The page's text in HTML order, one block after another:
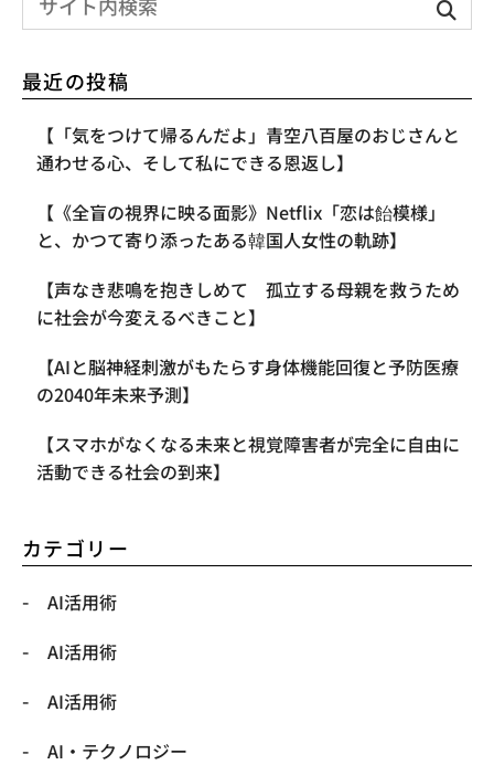
最近の投稿
【「気をつけて帰るんだよ」青空八百屋のおじさんと
通わせる心、そして私にできる恩返し】
【《全盲の視界に映る面影》Netflix「恋は飴模様」
と、かつて寄り添ったある韓国人女性の軌跡】
【声なき悲鳴を抱きしめて 孤立する母親を救うため
に社会が今変えるべきこと】
【AIと脳神経刺激がもたらす身体機能回復と予防医療
の2040年未来予測】
【スマホがなくなる未来と視覚障害者が完全に自由に
活動できる社会の到来】
カテゴリー
AI活用術
AI活用術
AI活用術
​AI・テクノロジー